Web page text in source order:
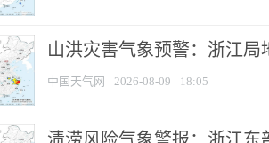
山洪灾害气象预警：浙江
中国天气网 2026-08-09 18:05